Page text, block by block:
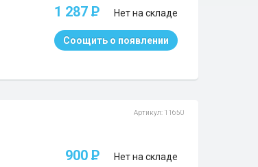
1 287 P Нет на складе
Соощить о появлении
Артикул: 11650
900 P Нет на складе